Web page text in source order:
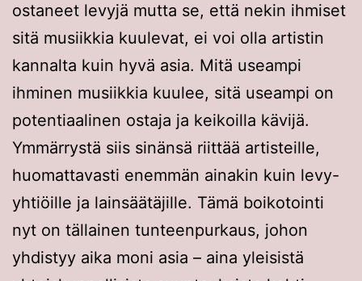
ostaneet levyjä mutta se, että nekin ihmiset
sitä musiikkia kuulevat, ei voi olla artistin
kannalta kuin hyvä asia. Mitä useampi
ihminen musiikkia kuulee, sitä useampi on
potentiaalinen ostaja ja keikoilla kävijä.
Ymmärrystä siis sinänsä riittää artisteille,
huomattavasti enemmän ainakin kuin levy-
yhtiöille ja lainsäätäjille. Tämä boikotointi
nyt on tällainen tunteenpurkaus, johon
yhdistyy aika moni asia – aina yleisistä